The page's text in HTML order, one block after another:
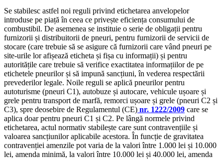
Se stabilesc astfel noi reguli privind etichetarea anvelopelor
introduse pe piață în ceea ce privește eficiența consumului de
combustibil. De asemenea se instituie o serie de obligații pentru
furnizorii și distribuitorii de pneuri, pentru furnizorii de servicii de
stocare (care trebuie să se asigure că furnizorii care vând pneuri pe
site-urile lor afișează eticheta și fișa cu informații) și pentru
autoritățile care trebuie să verifice exactitatea informațiilor de pe
etichetele pneurilor și să impună sancțiuni, în vederea respectării
prevederilor legale. Noile reguli se aplică pneurilor pentru
autoturisme (pneuri C1), autobuze și autocare, vehicule ușoare și
grele pentru transport de marfă, remorci ușoare și grele (pneuri C2 și
C3), spre deosebire de Regulamentul (CE) nr. 1222/2009 care se
aplica doar pentru pneuri C1 și C2. Pe lângă normele privind
etichetarea, actul normativ stabilește care sunt contravențiile și
valoarea sancțiunilor aplicabile acestora. În funcție de gravitatea
contravenției amenzile pot varia de la valori între 1.000 lei și 10.000
lei, amenda minimă, la valori între 10.000 lei și 40.000 lei, amenda